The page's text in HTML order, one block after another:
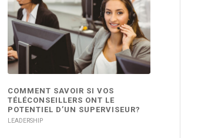
COMMENT SAVOIR SI VOS
TÉLÉCONSEILLERS ONT LE
POTENTIEL D’UN SUPERVISEUR?
LEADERSHIP